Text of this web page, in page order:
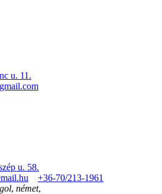
u. 11.
u. 58.
+36-70/213-1961
, német,